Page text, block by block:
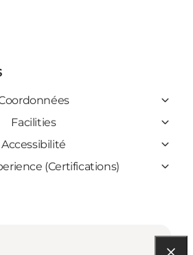
Facilities
Accessibilité
(Certifications)